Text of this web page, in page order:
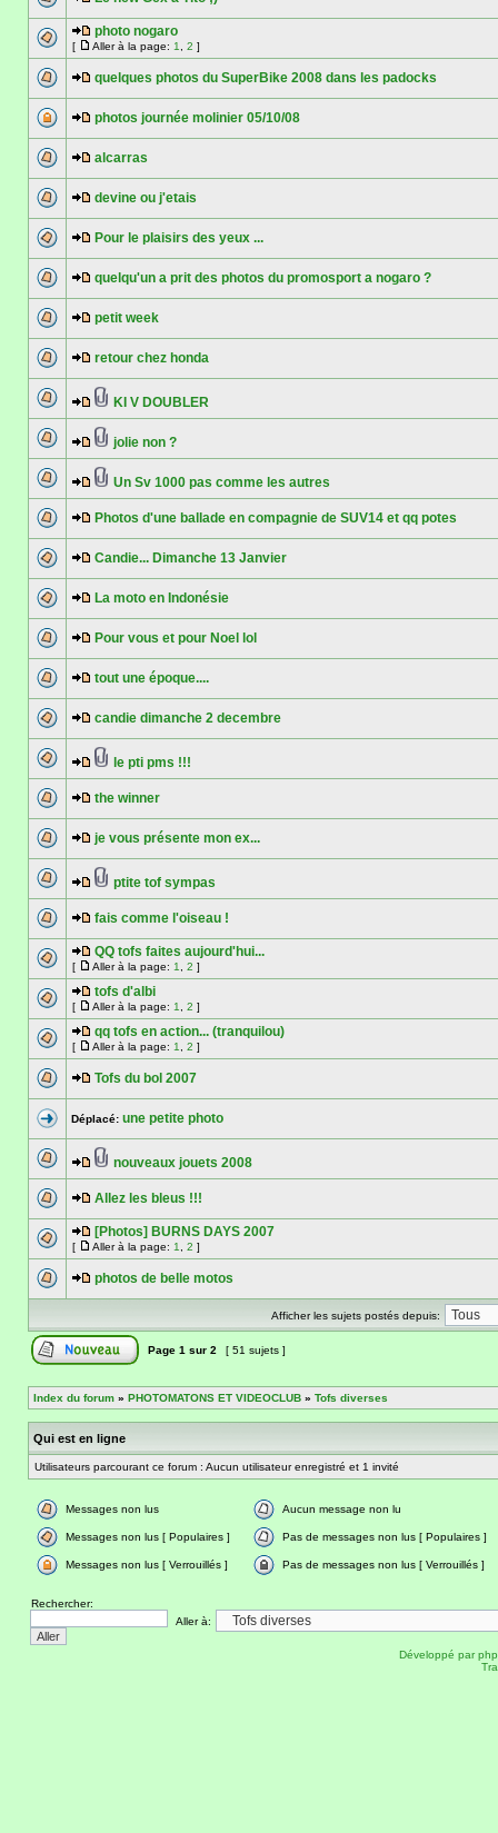
photo nogaro
[ Aller à la page: 1 2 ]
quelques photos du SuperBike 2008 dans les padocks
photos journée molinier 05/10/08
alcarras
devine ou j'etais
Pour le plaisirs des yeux ...
quelqu'un a prit des photos du promosport a nogaro ?
petit week
retour chez honda
KI V DOUBLER
jolie non ?
Un Sv 1000 pas comme les autres
Photos d'une ballade en compagnie de SUV14 et qq potes
Candie... Dimanche 13 Janvier
La moto en Indonésie
Pour vous et pour Noel lol
tout une époque....
candie dimanche 2 decembre
le pti pms !!!
the winner
je vous présente mon ex...
ptite tof sympas
fais comme l'oiseau !
QQ tofs faites aujourd'hui...
[ Aller à la page: 1 2 ]
tofs d'albi
[ Aller à la page: 1 2 ]
qq tofs en action... (tranquilou)
[ Aller à la page: 1 2 ]
Tofs du bol 2007
Déplacé: une petite photo
nouveaux jouets 2008
Allez les bleus !!!
[Photos] BURNS DAYS 2007
[ Aller à la page: 1 2 ]
photos de belle motos
Afficher les sujets postés depuis:
Page 1 sur 2 [ 51 sujets ]
Index du forum » PHOTOMATONS ET VIDEOCLUB » Tofs diverses
Qui est en ligne
Utilisateurs parcourant ce forum : Aucun utilisateur enregistré et 1 invité
Messages non lus Aucun message non lu
Messages non lus [ Populaires ] Pas de messages non lus [ Populaires ]
Messages non lus [ Verrouillés ] Pas de messages non lus [ Verrouillés ]
Rechercher:
Aller à:
Développé par